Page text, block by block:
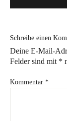
Schreibe einen
Deine E-Mail-
Felder sind mit *
Kommentar *